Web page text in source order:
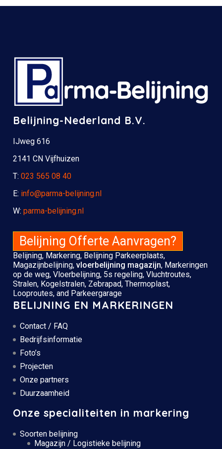
Belijning-Nederland B.V.
IJweg 616
2141 CN Vijfhuizen
T:023 565 08 40
E: info@parma-belijning.nl
W:parma-belijning.nl
Belijning Offerte Aanvragen?
Belijning, Markering, Belijning Parkeerplaats,
Magazijnbelijning, vloerbelijning magazijn, Markeringen
op de weg, Vloerbelijning, 5s regeling, Vluchtroutes,
Stralen, Kogelstralen, Zebrapad, Thermoplast,
Looproutes, and Parkeergarage
BELIJNING EN MARKERINGEN
Contact / FAQ
Bedrijfsinformatie
Foto’s
Projecten
Onze partners
Duurzaamheid
Onze specialiteiten in markering
Soorten belijning
Magazijn / Logistieke belijning